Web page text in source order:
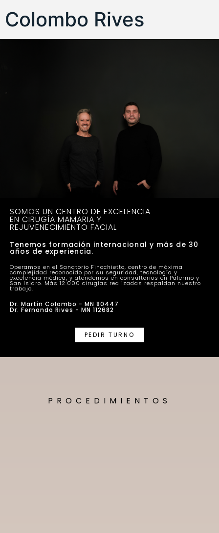
Colombo Rives
SOMOS UN CENTRO DE EXCELENCIA
EN CIRUGÍA MAMARIA Y
REJUVENECIMIENTO FACIAL
Tenemos formación internacional y más de 30
años de experiencia.
Operamos en el Sanatorio Finochietto, centro de máxima
complejidad reconocido por su seguridad, tecnología y
excelencia médica, y atendemos en consultorios en Palermo y
San Isidro. Más 12.000 cirugías realizadas respaldan nuestro
trabajo.
Dr. Martín Colombo - MN 80447
Dr. Fernando Rives - MN 112682
PEDIR TURNO
PROCEDIMIENTOS